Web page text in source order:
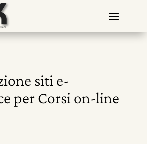
siti e-
per Corsi on-line